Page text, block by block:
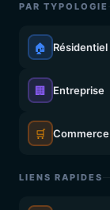
PAR TYPOLOGIE
🏠 Résidentiel
🏢 Entreprise
🛒 Commerce
LIENS RAPIDES